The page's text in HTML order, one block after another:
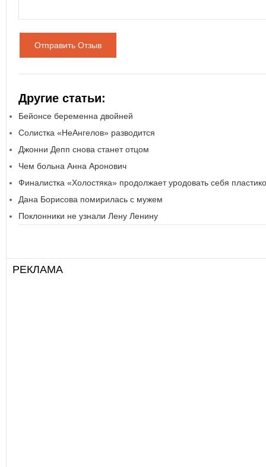
Отправить Отзыв
Другие статьи:
Бейонсе беременна двойней
Солистка «НеАнгелов» разводится
Джонни Депп снова станет отцом
Чем больна Анна Аронович
Финалистка «Холостяка» продолжает уродовать себя
Дана Борисова помирилась с мужем
Поклонники не узнали Лену Ленину
РЕКЛАМА